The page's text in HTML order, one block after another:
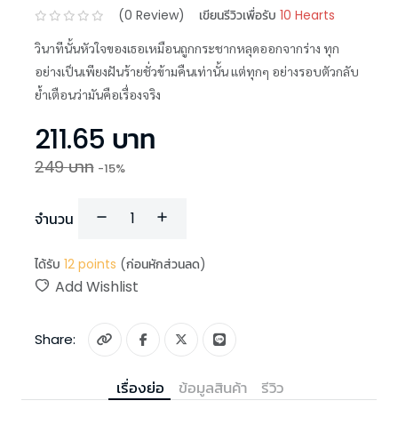
(0 Review) เขียนรีวิวเพื่อรับ 10 Hearts
วินาทีนั้นหัวใจของเธอเหมือนถูกกระชากหลุดออกจากร่าง ทุก
อย่างเป็นเพียงฝันร้ายชั่วข้ามคืนเท่านั้น แต่ทุกๆ อย่างรอบตัวกลับ
ย้ำเตือนว่ามันคือเรื่องจริง
211.65 บาท
249บาท -15%
จำนวน
ได้รับ 12 points (ก่อนหักส่วนลด)
Add Wishlist
Share:
เรื่องย่อ ข้อมูลสินค้า รีวิว